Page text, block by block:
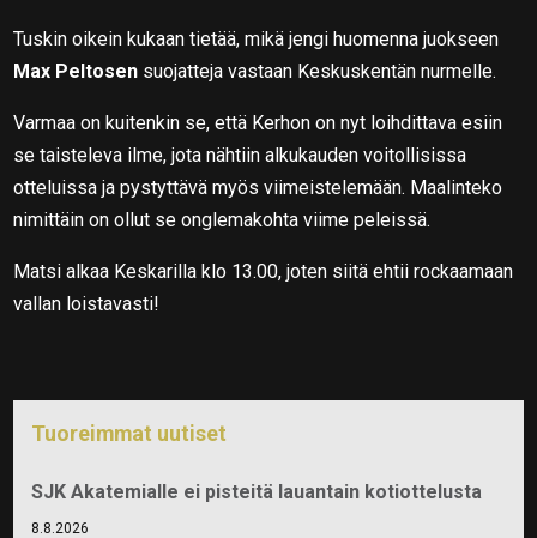
Tuskin oikein kukaan tietää, mikä jengi huomenna juokseen
Max Peltosen suojatteja vastaan Keskuskentän nurmelle.
Varmaa on kuitenkin se, että Kerhon on nyt loihdittava esiin
se taisteleva ilme, jota nähtiin alkukauden voitollisissa
otteluissa ja pystyttävä myös viimeistelemään. Maalinteko
nimittäin on ollut se onglemakohta viime peleissä.
Matsi alkaa Keskarilla klo 13.00, joten siitä ehtii rockaamaan
vallan loistavasti!
Tuoreimmat uutiset
SJK Akatemialle ei pisteitä lauantain kotiottelusta
8.8.2026